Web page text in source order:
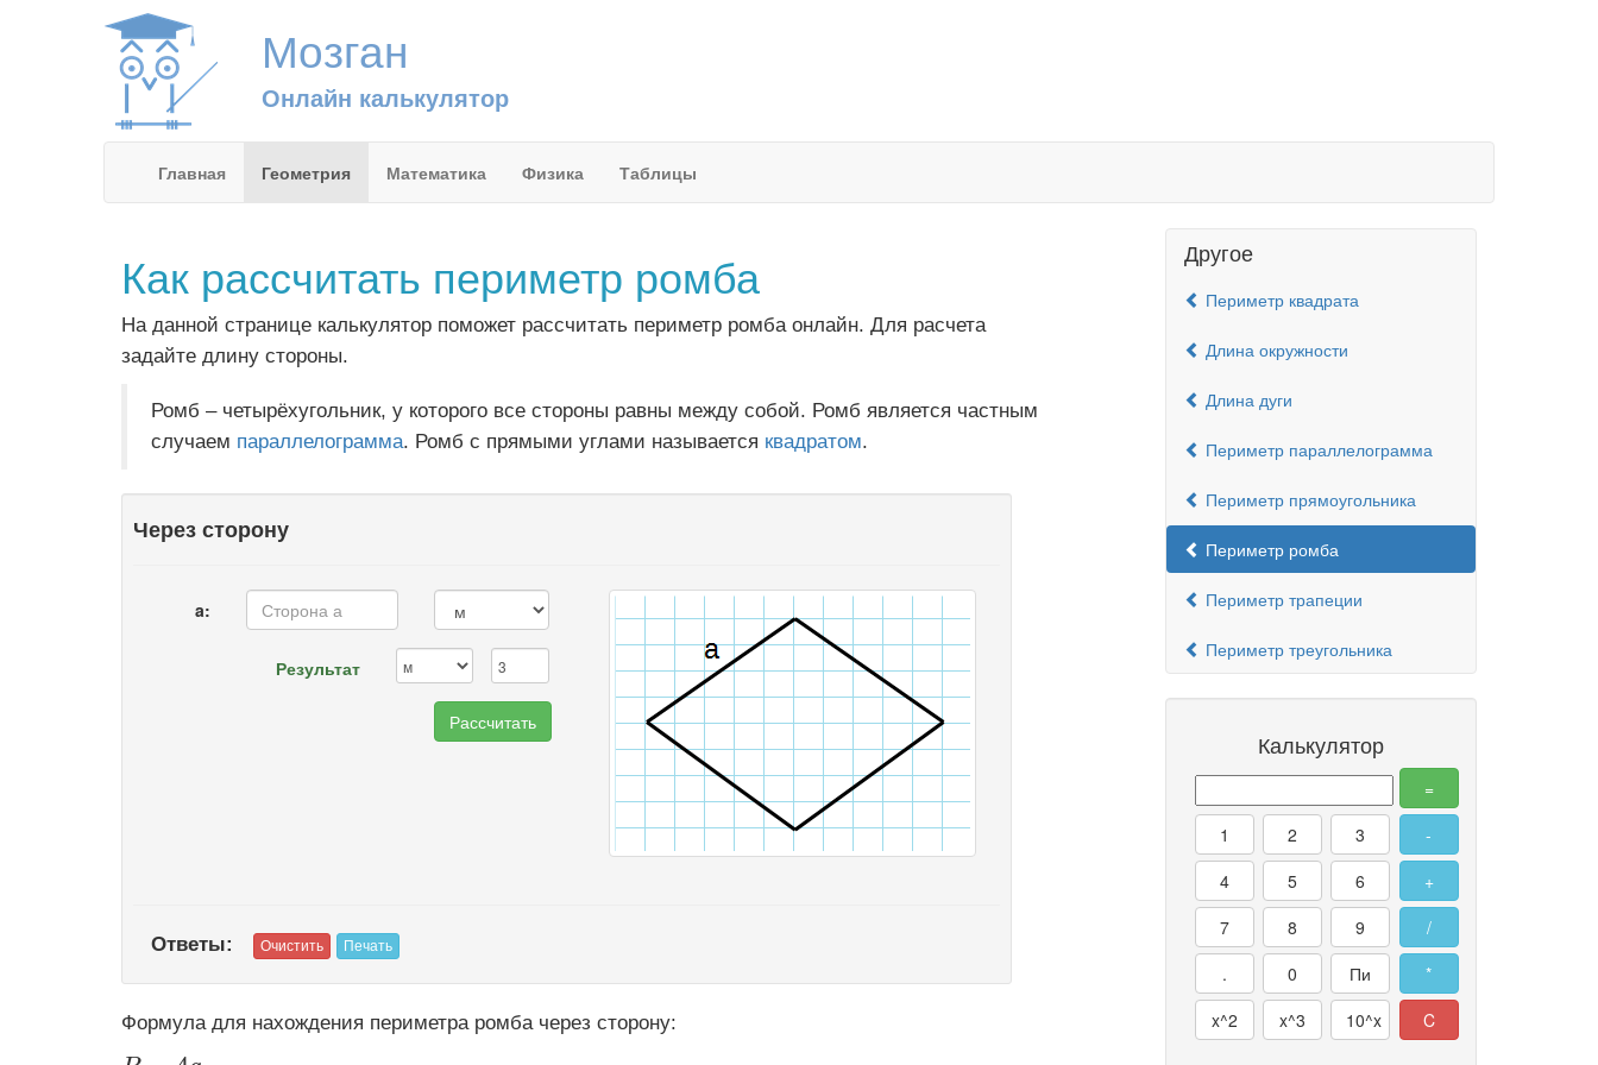
Мозган
Онлайн калькулятор
Главная Геометрия Математика Физика Таблицы
Как рассчитать периметр ромба
На данной странице калькулятор поможет рассчитать периметр ромба онлайн. Для расчета
задайте длину стороны.
Ромб – четырёхугольник, у которого все стороны равны между собой. Ромб является частным
случаем параллелограмма. Ромб с прямыми углами называется квадратом.
Через сторону
a:
Результат
Ответы:
Формула для нахождения периметра ромба через сторону:
Другое
Периметр квадрата
Длина окружности
Длина дуги
Периметр параллелограмма
Периметр прямоугольника
Периметр ромба
Периметр трапеции
Периметр треугольника
Калькулятор